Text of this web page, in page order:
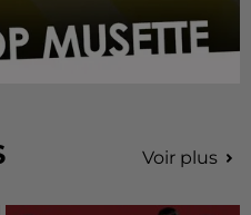
Voir plus